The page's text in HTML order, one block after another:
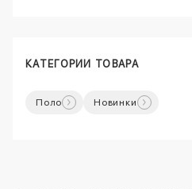
КАТЕГОРИИ ТОВАРА
Поло Новинки